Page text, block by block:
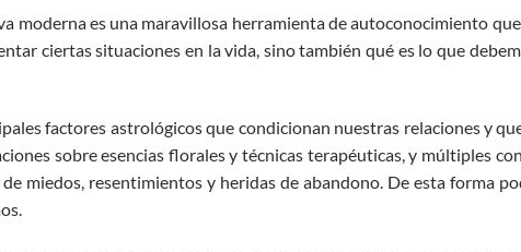
moderna es una maravillosa herramienta de autoconocimiento
ciertas situaciones en la vida, sino también qué es lo que
factores astrológicos que condicionan nuestras relaciones y
sobre esencias florales y técnicas terapéuticas, y múltiples
miedos, resentimientos y heridas de abandono. De esta forma